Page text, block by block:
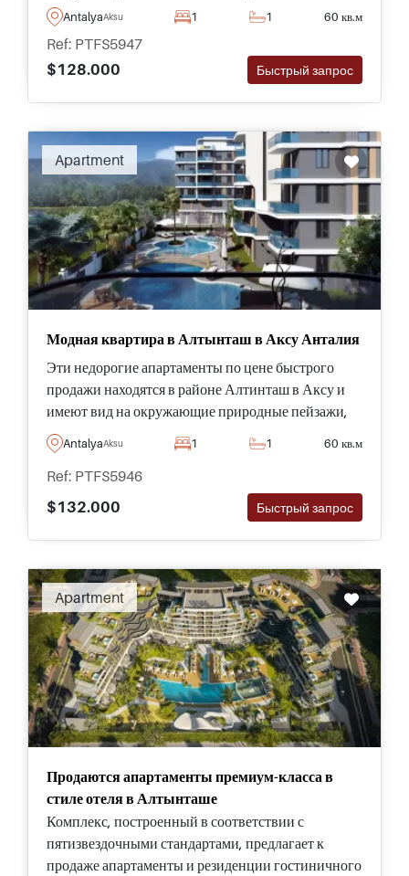
приобрести в различных типах и размерах.
AntalyaAksu 1 1 60 кв.м
Ref: PTFS5947
$128.000
Быстрый запрос
Apartment
Модная квартира в Алтынташ в Аксу Анталия
Эти недорогие апартаменты по цене быстрого
продажи находятся в районе Алтинташ в Аксу и
имеют вид на окружающие природные пейзажи,
являющиеся частью топ-комплекса с
комплексными удобствами.
AntalyaAksu 1 1 60 кв.м
Ref: PTFS5946
$132.000
Быстрый запрос
Apartment
Продаются апартаменты премиум-класса в
стиле отеля в Алтынташе
Комплекс, построенный в соответствии с
пятизвездочными стандартами, предлагает к
продаже апартаменты и резиденции гостиничного